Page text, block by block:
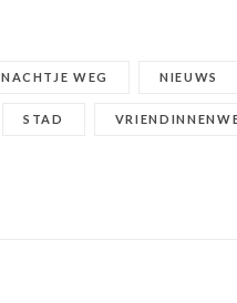
NACHTJE WEG NIEUWS
STAD